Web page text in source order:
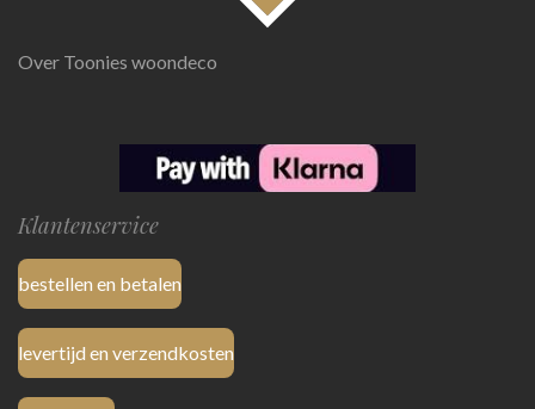
Over Toonies woondeco
Klantenservice
bestellen en betalen
levertijd en verzendkosten